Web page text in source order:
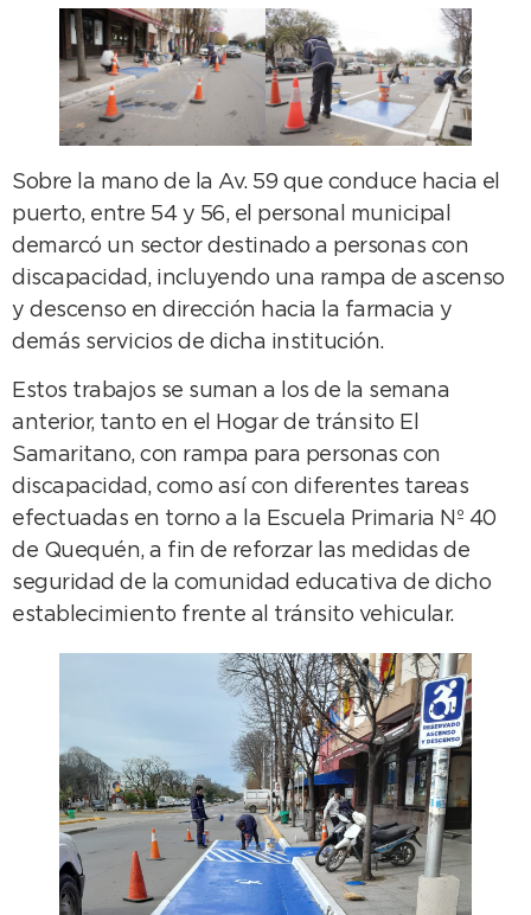
Sobre la mano de la Av. 59 que conduce hacia el
puerto, entre 54 y 56, el personal municipal
demarcó un sector destinado a personas con
discapacidad, incluyendo una rampa de ascenso
y descenso en dirección hacia la farmacia y
demás servicios de dicha institución.
Estos trabajos se suman a los de la semana
anterior, tanto en el Hogar de tránsito El
Samaritano, con rampa para personas con
discapacidad, como así con diferentes tareas
efectuadas en torno a la Escuela Primaria Nº 40
de Quequén, a fin de reforzar las medidas de
seguridad de la comunidad educativa de dicho
establecimiento frente al tránsito vehicular.